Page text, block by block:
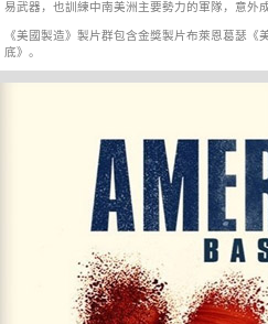
易武器，也訓練中南美洲主要勢力的軍隊，意外
《美國製造》製片群包含金獎製片布萊恩葛瑟
底》。